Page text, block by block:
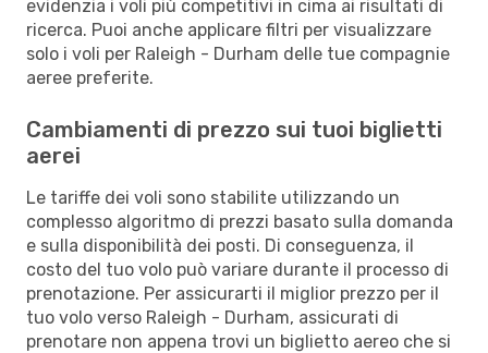
evidenzia i voli più competitivi in cima ai risultati di
ricerca. Puoi anche applicare filtri per visualizzare
solo i voli per Raleigh - Durham delle tue compagnie
aeree preferite.
Cambiamenti di prezzo sui tuoi biglietti
aerei
Le tariffe dei voli sono stabilite utilizzando un
complesso algoritmo di prezzi basato sulla domanda
e sulla disponibilità dei posti. Di conseguenza, il
costo del tuo volo può variare durante il processo di
prenotazione. Per assicurarti il miglior prezzo per il
tuo volo verso Raleigh - Durham, assicurati di
prenotare non appena trovi un biglietto aereo che si